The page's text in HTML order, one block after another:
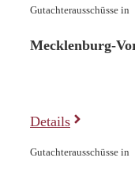
Gutachterausschüsse in
Mecklenburg-
Details
Gutachterausschüsse in